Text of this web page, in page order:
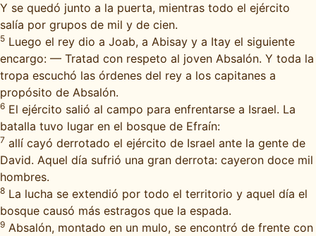
Y se quedó junto a la puerta, mientras todo el ejército
salía por grupos de mil y de cien.
5 Luego el rey dio a Joab, a Abisay y a Itay el siguiente
encargo: — Tratad con respeto al joven Absalón. Y toda la
tropa escuchó las órdenes del rey a los capitanes a
propósito de Absalón.
6 El ejército salió al campo para enfrentarse a Israel. La
batalla tuvo lugar en el bosque de Efraín:
7 allí cayó derrotado el ejército de Israel ante la gente de
David. Aquel día sufrió una gran derrota: cayeron doce mil
hombres.
8 La lucha se extendió por todo el territorio y aquel día el
bosque causó más estragos que la espada.
9 Absalón, montado en un mulo, se encontró de frente con